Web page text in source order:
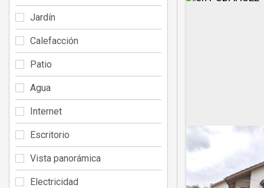
Jardín
Calefacción
Patio
Agua
Internet
Escritorio
Vista panorámica
Electricidad